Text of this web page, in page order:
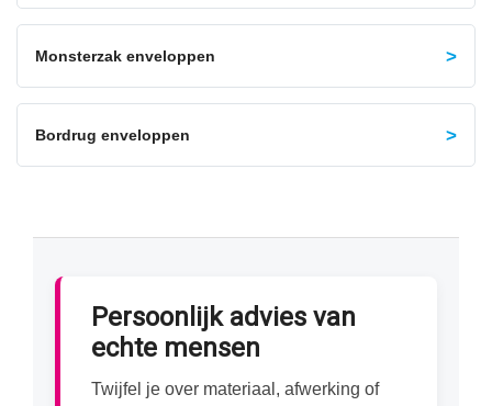
Monsterzak enveloppen
Bordrug enveloppen
Persoonlijk advies van
echte mensen
Twijfel je over materiaal, afwerking of